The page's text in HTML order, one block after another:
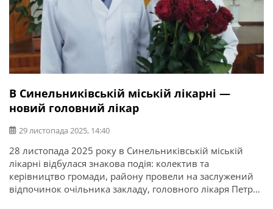
В Синельниківській міській лікарні —
новий головний лікар
29 листопада 2025, 14:40
28 листопада 2025 року в Синельниківській міській
лікарні відбулася знакова подія: колектив та
керівництво громади, району провели на заслужений
відпочинок очільника закладу, головного лікаря Петра